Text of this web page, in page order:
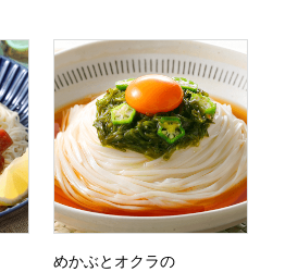
めかぶとオクラの